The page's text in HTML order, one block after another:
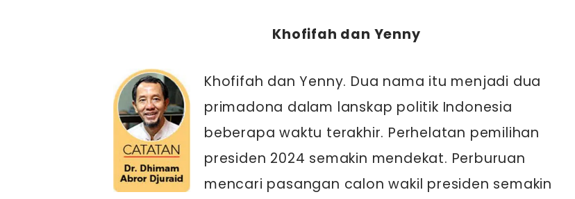
Khofifah dan Yenny
Khofifah dan Yenny. Dua nama itu menjadi dua
primadona dalam lanskap politik Indonesia
beberapa waktu terakhir. Perhelatan pemilihan
presiden 2024 semakin mendekat. Perburuan
mencari pasangan calon wakil presiden semakin